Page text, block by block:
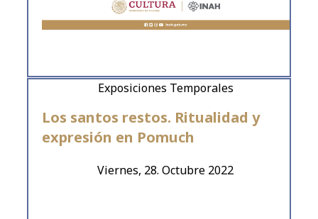
Viernes, 28. Octubre 2022
Los santos restos. Ritualidad y
expresión en Pomuch
Exposiciones Temporales